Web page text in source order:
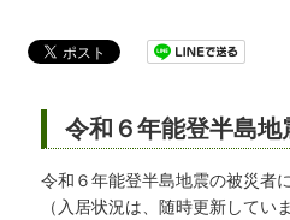
令和６年能登半島
令和６年能登半島地震の被災者
（入居状況は、随時更新してい